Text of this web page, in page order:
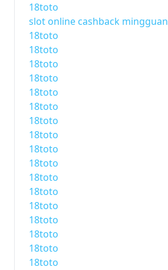
18toto
slot online cashback mingguan
18toto
18toto
18toto
18toto
18toto
18toto
18toto
18toto
18toto
18toto
18toto
18toto
18toto
18toto
18toto
18toto
18toto